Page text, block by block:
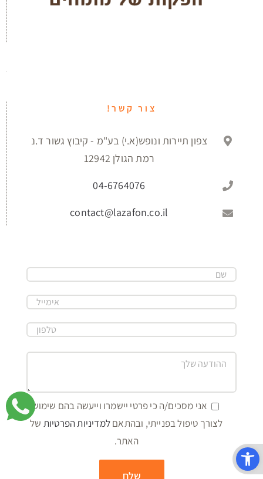
צור קשר!
צפון תיירות ונופש(א.י) בע"מ - קיבוץ גשור ד.נ
רמת הגולן 12942
04-6764076
contact@lazafon.co.il
אני מסכים/ה כי פרטי יישמרו וייעשה בהם שימוש
לצורך טיפול בפנייתי, ובהתאםלמדיניות הפרטיות של
האתר.
פתח סרגל נגישות